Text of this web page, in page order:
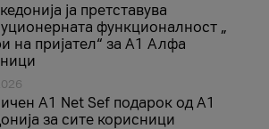
ја претставува
функционалност „
на пријател“ за А1 Алфа
A1 Net Sеf подарок од А1
за сите корисници